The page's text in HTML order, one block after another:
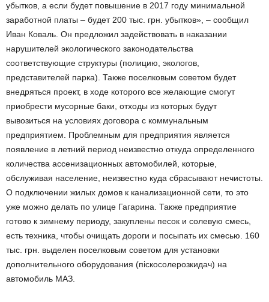
убытков, а если будет повышение в 2017 году минимальной
заработной платы – будет 200 тыс. грн. убытков», – сообщил
Иван Коваль. Он предложил задействовать в наказании
нарушителей экологического законодательства
соответствующие структуры (полицию, экологов,
представителей парка). Также поселковым советом будет
внедряться проект, в ходе которого все желающие смогут
приобрести мусорные баки, отходы из которых будут
вывозиться на условиях договора с коммунальным
предприятием. Проблемным для предприятия является
появление в летний период неизвестно откуда определенного
количества ассенизационных автомобилей, которые,
обслуживая население, неизвестно куда сбрасывают нечистоты.
О подключении жилых домов к канализационной сети, то это
уже можно делать по улице Гагарина. Также предприятие
готово к зимнему периоду, закуплены песок и солевую смесь,
есть техника, чтобы очищать дороги и посыпать их смесью. 160
тыс. грн. выделен поселковым советом для установки
дополнительного оборудования (піскосолерозкидач) на
автомобиль МАЗ.